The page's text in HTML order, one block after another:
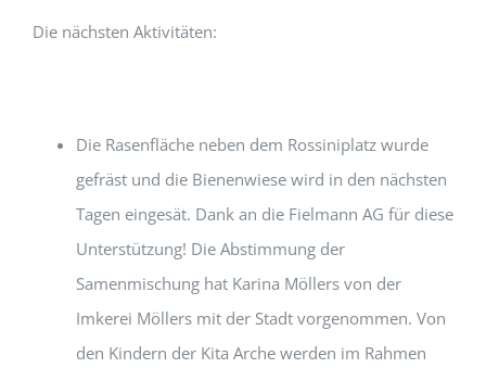
Die nächsten Aktivitäten:
Die Rasenfläche neben dem Rossiniplatz wurde
gefräst und die Bienenwiese wird in den nächsten
Tagen eingesät. Dank an die Fielmann AG für diese
Unterstützung! Die Abstimmung der
Samenmischung hat Karina Möllers von der
Imkerei Möllers mit der Stadt vorgenommen. Von
den Kindern der Kita Arche werden im Rahmen